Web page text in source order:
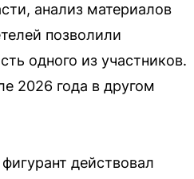
анализ материалов
позволили
одного из участников.
2026 года в другом
действовал